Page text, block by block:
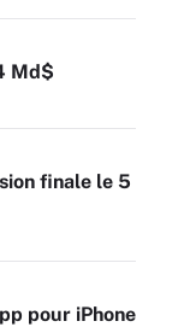
Md$
finale le 5
pour iPhone